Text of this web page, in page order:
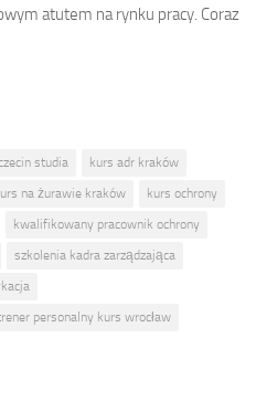
atutem na rynku pracy. Coraz
studia
kurs adr kraków
na żurawie kraków
kurs ochrony
kwalifikowany pracownik ochrony
szkolenia kadra zarządzająca
personalny kurs wrocław